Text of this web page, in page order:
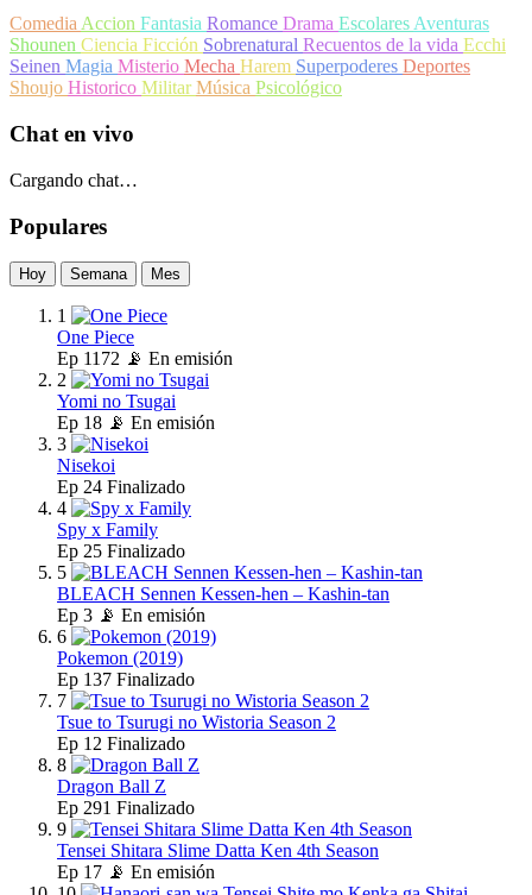
ComediaAccion Fantasia Romance Drama EscolaresAventuras
Shounen Ciencia Ficción Sobrenatural Recuentos de la vida Ecchi
Seinen Magia Misterio Mecha Harem Superpoderes Deportes
Shoujo Historico MilitarMúsica Psicológico
Chat en vivo
Cargando chat…
Populares
Hoy Semana Mes
1
One Piece
Ep 1172 📡 En emisión
2
Yomi no Tsugai
Ep 18 📡 En emisión
3
Nisekoi
Ep 24 Finalizado
4
Spy x Family
Ep 25 Finalizado
5
BLEACH Sennen Kessen-hen – Kashin-tan
Ep 3 📡 En emisión
6
Pokemon (2019)
Ep 137 Finalizado
7
Tsue to Tsurugi no Wistoria Season 2
Ep 12 Finalizado
8
Dragon Ball Z
Ep 291 Finalizado
9
Tensei Shitara Slime Datta Ken 4th Season
Ep 17 📡 En emisión